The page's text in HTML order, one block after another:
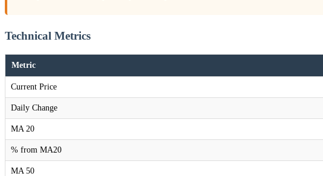
Technical Metrics
Metric
Current Price
Daily Change
MA 20
% from MA20
MA 50